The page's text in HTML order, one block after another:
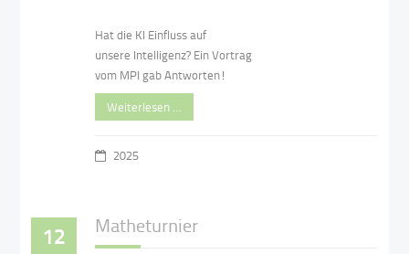
Hat die KI Einfluss auf
unsere Intelligenz? Ein Vortrag
vom MPI gab Antworten!
Weiterlesen …
2025
12 Matheturnier